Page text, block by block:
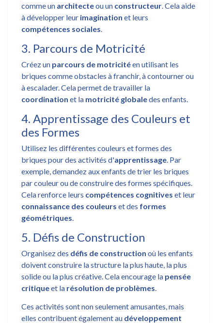
comme un architecteou un constructeur. Cela aide
à développer leur imagination et leurs
compétences sociales.
3. Parcours de Motricité
Créez un parcours de motricitéen utilisant les
briques comme obstacles à franchir, à contourner ou
à escalader. Cela permet de travailler la
coordination et la motricité globaledes enfants.
4. Apprentissage des Couleurs et
des Formes
Utilisez les différentes couleurs et formes des
briques pour des activités d'apprentissage. Par
exemple, demandez aux enfants de trier les briques
par couleur ou de construire des formes spécifiques.
Cela renforce leurs compétences cognitives et leur
connaissance des couleurs et des formes
géométriques.
5. Défis de Construction
Organisez des défis de construction où les enfants
doivent construire la structure la plus haute, la plus
solide ou la plus créative. Cela encourage la pensée
critiqueet la résolution de problèmes.
Ces activités sont non seulement amusantes, mais
elles contribuent également au développement